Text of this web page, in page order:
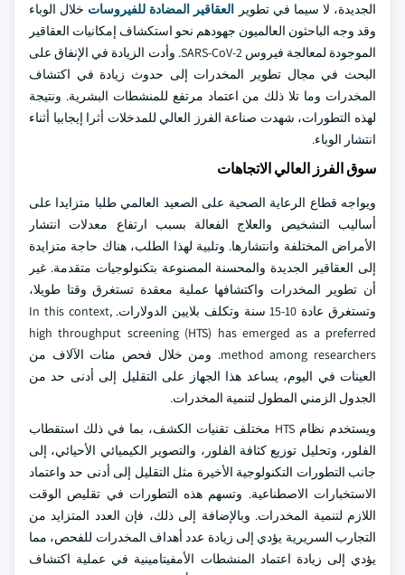
الجديدة، لا سيما في تطوير العقاقير المضادة للفيروسات خلال الوباء
وقد وجه الباحثون العالميون جهودهم نحو استكشاف إمكانيات العقاقير
الموجودة لمعالجة فيروس SARS-CoV-2. وأدت الزيادة في الإنفاق على
البحث في مجال تطوير المخدرات إلى حدوث زيادة في اكتشاف
المخدرات وما تلا ذلك من اعتماد مرتفع للمنشطات البشرية. ونتيجة
لهذه التطورات، شهدت صناعة الفرز العالي للمدخلات أثرا إيجابيا أثناء
انتشار الوباء.
سوق الفرز العالي الاتجاهات
ويواجه قطاع الرعاية الصحية على الصعيد العالمي طلبا متزايدا على
أساليب التشخيص والعلاج الفعالة بسبب ارتفاع معدلات انتشار
الأمراض المختلفة وانتشارها. وتلبية لهذا الطلب، هناك حاجة متزايدة
إلى العقاقير الجديدة والمحسنة المصنوعة بتكنولوجيات متقدمة. غير
أن تطوير المخدرات واكتشافها عملية معقدة تستغرق وقتا طويلا،
وتستغرق عادة 10-15 سنة وتكلف بلايين الدولارات. In this context,
high throughput screening (HTS) has emerged as a preferred
method among researchers. ومن خلال فحص مئات الآلاف من
العينات في اليوم، يساعد هذا الجهاز على التقليل إلى أدنى حد من
الجدول الزمني المطول لتنمية المخدرات.
ويستخدم نظام HTS مختلف تقنيات الكشف، بما في ذلك استقطاب
الفلور، وتحليل توزيع كثافة الفلور، والتصوير الكيميائي الأحيائي، إلى
جانب التطورات التكنولوجية الأخيرة مثل التقليل إلى أدنى حد واعتماد
الاستخبارات الاصطناعية. وتسهم هذه التطورات في تقليص الوقت
اللازم لتنمية المخدرات. وبالإضافة إلى ذلك، فإن العدد المتزايد من
التجارب السريرية يؤدي إلى زيادة عدد أهداف المخدرات للفحص، مما
يؤدي إلى زيادة اعتماد المنشطات الأمفيتامينية في عملية اكتشاف